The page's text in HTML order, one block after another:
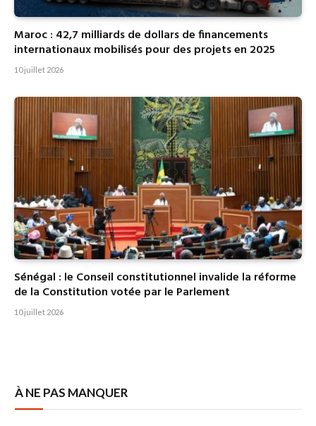
Maroc : 42,7 milliards de dollars de financements
internationaux mobilisés pour des projets en 2025
10 juillet 2026
Sénégal : le Conseil constitutionnel invalide la réforme
de la Constitution votée par le Parlement
10 juillet 2026
À NE PAS MANQUER